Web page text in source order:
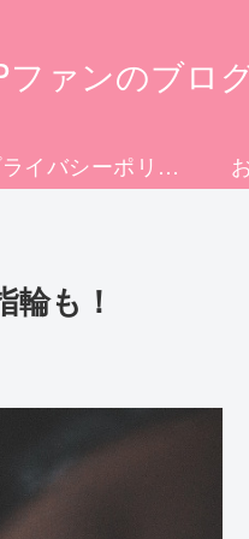
ァンのブロ
プライバシーポリシー
も！